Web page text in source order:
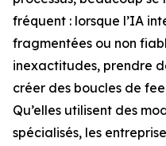
fréquent : lorsque l’IA
fragmentées ou non
inexactitudes, prendre
créer des boucles de
Qu’elles utilisent des
spécialisés, les